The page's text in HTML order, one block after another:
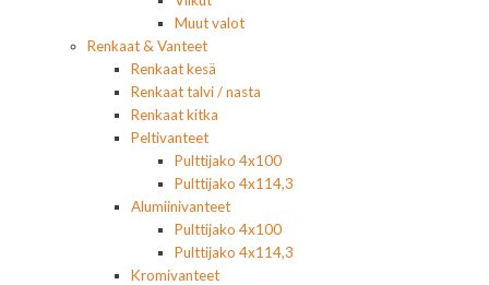
Muut valot
Renkaat & Vanteet
Renkaat kesä
Renkaat talvi / nasta
Renkaat kitka
Peltivanteet
Pulttijako 4x100
Pulttijako 4x114,3
Alumiinivanteet
Pulttijako 4x100
Pulttijako 4x114,3
Kromivanteet